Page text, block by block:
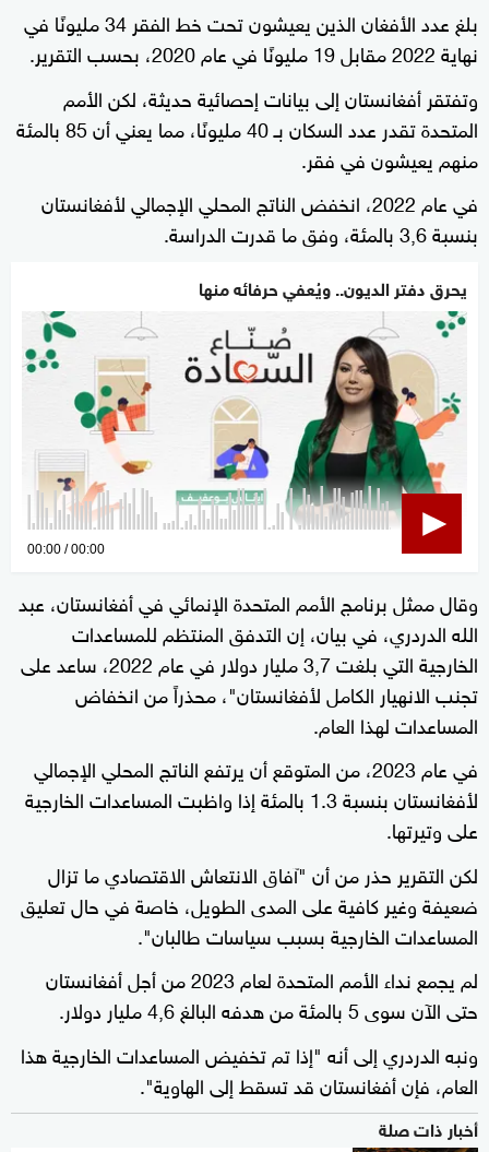
بلغ عدد الأفغان الذين يعيشون تحت خط الفقر 34 مليونًا في
نهاية 2022 مقابل 19 مليونًا في عام 2020، بحسب التقرير.
وتفتقر أفغانستان إلى بيانات إحصائية حديثة، لكن الأمم
المتحدة تقدر عدد السكان بـ 40 مليونًا، مما يعني أن 85 بالمئة
منهم يعيشون في فقر.
في عام 2022، انخفض الناتج المحلي الإجمالي لأفغانستان
بنسبة 3,6 بالمئة، وفق ما قدرت الدراسة.
يحرق دفتر الديون.. ويُعفي حرفائه منها
0
00:00 00:00
وقال ممثل برنامج الأمم المتحدة الإنمائي في أفغانستان، عبد
الله الدردري، في بيان، إن التدفق المنتظم للمساعدات
الخارجية التي بلغت 3,7 مليار دولار في عام 2022، ساعد على
تجنب الانهيار الكامل لأفغانستان"، محذراً من انخفاض
المساعدات لهذا العام.
في عام 2023، من المتوقع أن يرتفع الناتج المحلي الإجمالي
لأفغانستان بنسبة 1.3 بالمئة إذا واظبت المساعدات الخارجية
على وتيرتها.
لكن التقرير حذر من أن "آفاق الانتعاش الاقتصادي ما تزال
ضعيفة وغير كافية على المدى الطويل، خاصة في حال تعليق
المساعدات الخارجية بسبب سياسات طالبان".
لم يجمع نداء الأمم المتحدة لعام 2023 من أجل أفغانستان
حتى الآن سوى 5 بالمئة من هدفه البالغ 4,6 مليار دولار.
ونبه الدردري إلى أنه "إذا تم تخفيض المساعدات الخارجية هذا
العام، فإن أفغانستان قد تسقط إلى الهاوية".
أخبار ذات صلة